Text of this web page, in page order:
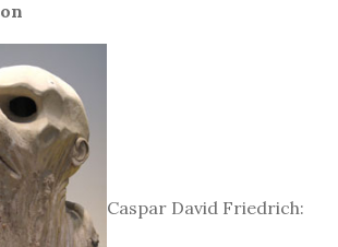
Caspar David Friedrich: